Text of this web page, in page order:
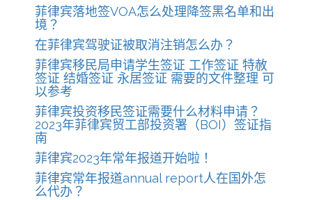
菲律宾落地签VOA怎么处理降签黑名单和出
境？
在菲律宾驾驶证被取消注销怎么办？
菲律宾移民局申请学生签证 工作签证 特赦
签证 结婚签证 永居签证 需要的文件整理 可
以参考
菲律宾投资移民签证需要什么材料申请？
2023年菲律宾贸工部投资署（BOI）签证指
南
菲律宾2023年常年报道开始啦！
菲律宾常年报道annual report人在国外怎
么代办？